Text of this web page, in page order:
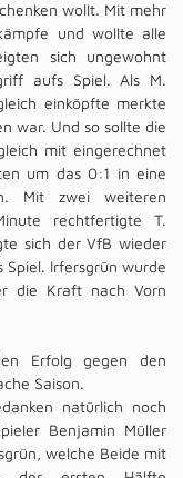
wollt. Mit mehr
und wollte alle
sich ungewohnt
aufs Spiel. Als M.
einköpfte merkte
war. Und so sollte die
mit eingerechnet
um das 0:1 in eine
Mit zwei weiteren
rechtfertigte T.
sich der VfB wieder
Irfersgrün wurde
die Kraft nach Vorn
Erfolg gegen den
Saison.
natürlich noch
Benjamin Müller
welche Beide mit